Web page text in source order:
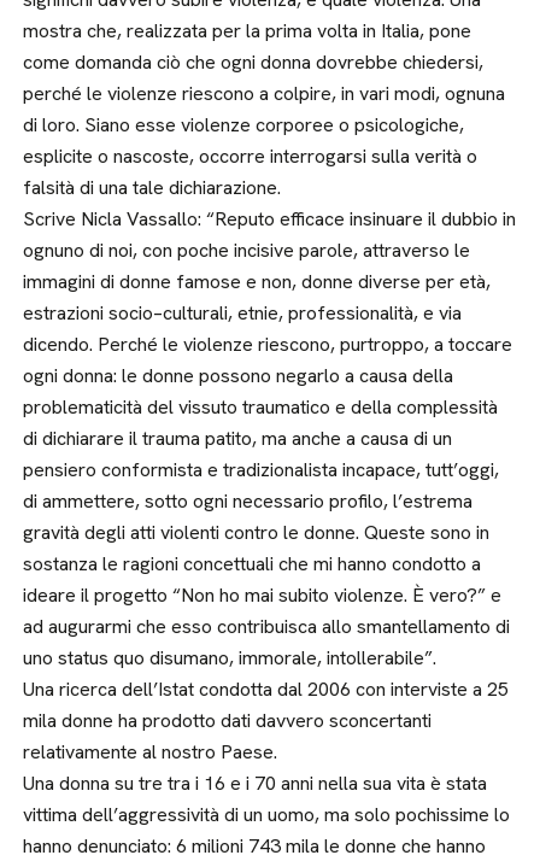
mostra che, realizzata per la prima volta in Italia, pone
come domanda ciò che ogni donna dovrebbe chiedersi,
perché le violenze riescono a colpire, in vari modi, ognuna
di loro. Siano esse violenze corporee o psicologiche,
esplicite o nascoste, occorre interrogarsi sulla verità o
falsità di una tale dichiarazione.
Scrive Nicla Vassallo: “Reputo efficace insinuare il dubbio in
ognuno di noi, con poche incisive parole, attraverso le
immagini di donne famose e non, donne diverse per età,
estrazioni socio–culturali, etnie, professionalità, e via
dicendo. Perché le violenze riescono, purtroppo, a toccare
ogni donna: le donne possono negarlo a causa della
problematicità del vissuto traumatico e della complessità
di dichiarare il trauma patito, ma anche a causa di un
pensiero conformista e tradizionalista incapace, tutt’oggi,
di ammettere, sotto ogni necessario profilo, l’estrema
gravità degli atti violenti contro le donne. Queste sono in
sostanza le ragioni concettuali che mi hanno condotto a
ideare il progetto “Non ho mai subito violenze. È vero?” e
ad augurarmi che esso contribuisca allo smantellamento di
uno status quo disumano, immorale, intollerabile”.
Una ricerca dell’Istat condotta dal 2006 con interviste a 25
mila donne ha prodotto dati davvero sconcertanti
relativamente al nostro Paese.
Una donna su tre tra i 16 e i 70 anni nella sua vita è stata
vittima dell’aggressività di un uomo, ma solo pochissime lo
hanno denunciato: 6 milioni 743 mila le donne che hanno